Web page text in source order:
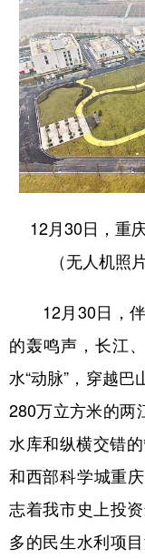
12月30日，重
（无人机照
12月30日，伴
的轰鸣声，长江
水“动脉”，穿越
280万立方米的两
水库和纵横交错
和西部科学城重
志着我市史上投
多的民生水利项